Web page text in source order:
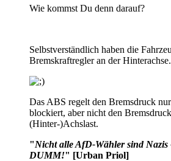
Wie kommst Du denn darauf?
Selbstverständlich haben die
Bremskraftregler an der Hinterachse.
Das ABS regelt den Bremsdruck
blockiert, aber nicht den
(Hinter-)Achslast.
"Nicht alle AfD-Wähler sind Nazis
DUMM!" [Urban Priol]